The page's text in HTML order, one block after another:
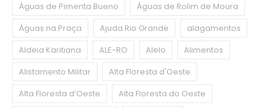
Águas de Pimenta Bueno
Águas de Rolim de Moura
Águas na Praça
Ajuda Rio Grande
alagamentos
Aldeia Karitiana
ALE-RO Alelo
Alimentos
Alistamento Militar
Alta Floresta d'Oeste
Alta Floresta d’Oeste
Alta Floresta do Oeste